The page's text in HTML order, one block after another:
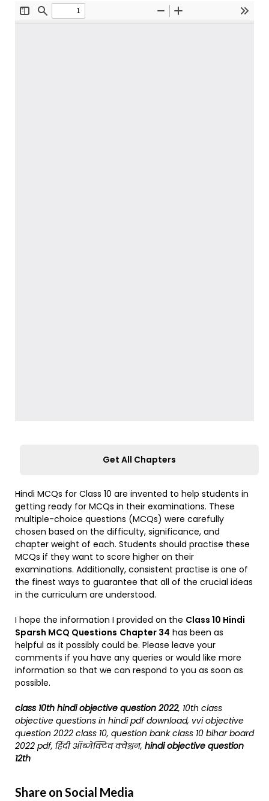
Get All Chapters
Hindi MCQs for Class 10 are invented to help students in
getting ready for MCQs in their examinations. These
multiple-choice questions (MCQs) were carefully
chosen based on the difficulty, significance, and
chapter weight of each. Students should practise these
MCQs if they want to score higher on their
examinations. Additionally, consistent practise is one of
the finest ways to guarantee that all of the crucial ideas
in the curriculum are understood.
I hope the information I provided on the Class 10 Hindi
Sparsh MCQ Questions Chapter 34 has been as
helpful as it possibly could be. Please leave your
comments if you have any queries or would like more
information so that we can respond to you as soon as
possible.
class 10th hindi objective question 2022, 10th class
objective questions in hindi pdf download, vvi objective
question 2022 class 10, question bank class 10 bihar board
2022 pdf, हिंदी ऑब्जेक्टिव क्वेश्चन, hindi objective question
12th
Share on Social Media